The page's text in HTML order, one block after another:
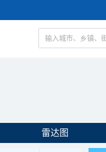
雷达图